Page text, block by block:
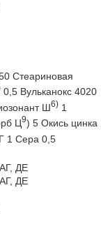
Стеариновая
0,5 Вульканокс 4020
Ш6)1
Ц9) 5 Окись цинка
1 Сера 0,5
ДЕ
ДЕ